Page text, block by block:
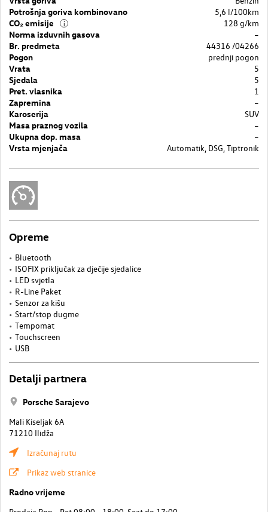
Potrošnja goriva kombinovano
5,6 l/100km
CO₂ emisije
i
128 g/km
Norma izduvnih gasova
–
Br. predmeta
44316 /04266
Pogon
prednji pogon
Vrata
5
Sjedala
5
Pret. vlasnika
1
Zapremina
–
Karoserija
SUV
Masa praznog vozila
–
Ukupna dop. masa
–
Vrsta mjenjača
Automatik, DSG, Tiptronik
Opreme
Bluetooth
ISOFIX priključak za dječije sjedalice
LED svjetla
R-Line Paket
Senzor za kišu
Start/stop dugme
Tempomat
Touchscreen
USB
Detalji partnera
Porsche Sarajevo
Mali Kiseljak 6A
71210 Ilidža
Izračunaj rutu
Prikaz web stranice
Radno vrijeme